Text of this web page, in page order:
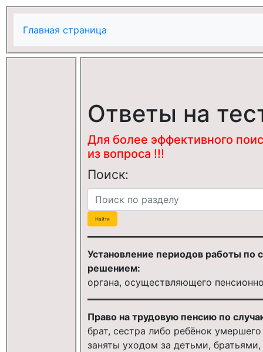
Главная страница
Ответы на
Для более эффективного
из вопроса !!!
Поиск:
Установление периодов работы по
решением:
органа, осуществляющего
Право на трудовую пенсию по
брат, сестра либо ребёнок
заняты уходом за детьми,